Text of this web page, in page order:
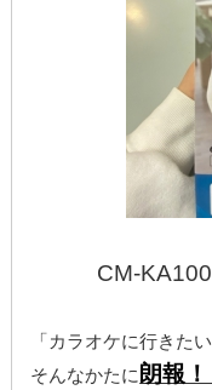
CM-
「カラオケに行きた
そんなかたに朗報！